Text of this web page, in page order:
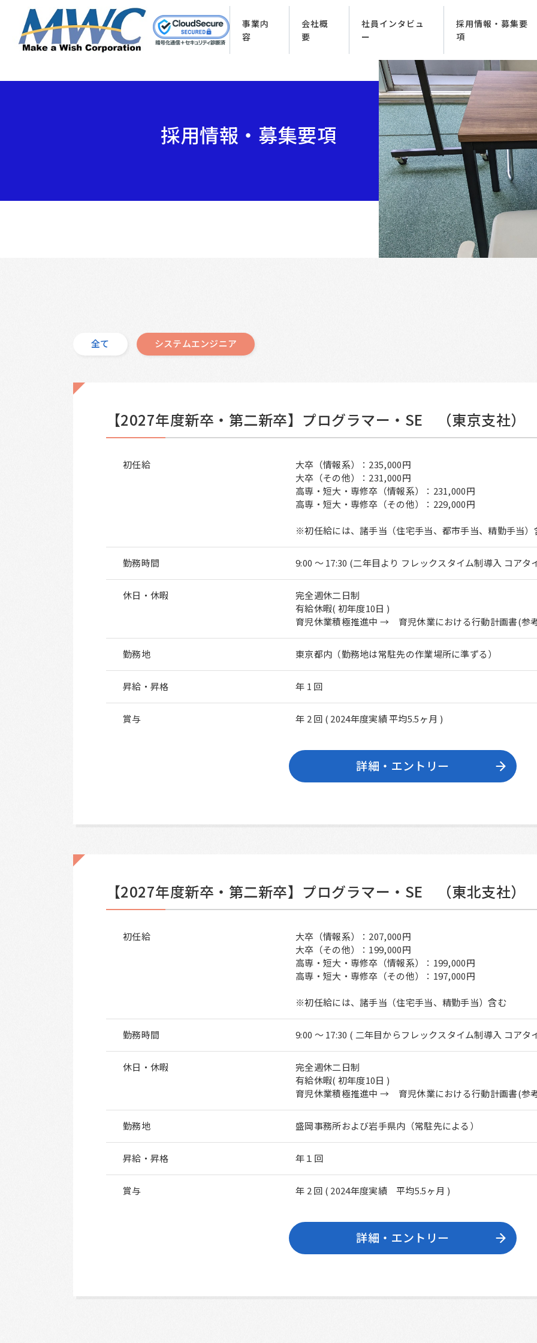
事業内
容
会社概
要
社員インタビュ
ー
採用情報・募集要
項
採用情報・募集要項
全て システムエンジニア
【2027年度新卒・第二新卒】プログラマー・SE （東京支社）
初任給
大卒（情報系）：235,000円
大卒（その他）：231,000円
高専・短大・専修卒（情報系）：231,000円
高専・短大・専修卒（その他）：229,000円
※初任給には、諸手当（住宅手当、都市手当、精勤手当）
勤務時間 9:00 ～ 17:30 (二年目より フレックスタイム制導入 コアタ
休日・休暇
完全週休二日制
有給休暇( 初年度10日 )
育児休業積極推進中 → 育児休業における行動計画書(参
勤務地 東京都内（勤務地は常駐先の作業場所に準ずる）
昇給・昇格 年 1 回
賞与 年 2 回 ( 2024年度実績 平均5.5ヶ月 )
詳細・エントリー
【2027年度新卒・第二新卒】プログラマー・SE （東北支社）
初任給
大卒（情報系）：207,000円
大卒（その他）：199,000円
高専・短大・専修卒（情報系）：199,000円
高専・短大・専修卒（その他）：197,000円
※初任給には、諸手当（住宅手当、精勤手当）含む
勤務時間 9:00 ～ 17:30 ( 二年目からフレックスタイム制導入 コアタ
休日・休暇
完全週休二日制
有給休暇( 初年度10日 )
育児休業積極推進中 → 育児休業における行動計画書(参
勤務地 盛岡事務所および岩手県内（常駐先による）
昇給・昇格 年１回
賞与 年 2 回 ( 2024年度実績 平均5.5ヶ月 )
詳細・エントリー